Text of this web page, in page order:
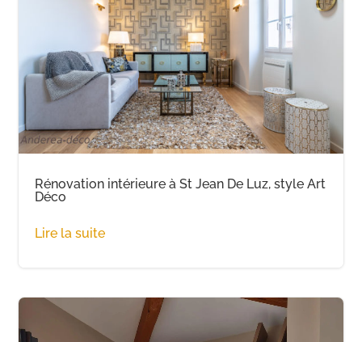
Rénovation intérieure à St Jean De Luz, style Art
Déco
Lire la suite